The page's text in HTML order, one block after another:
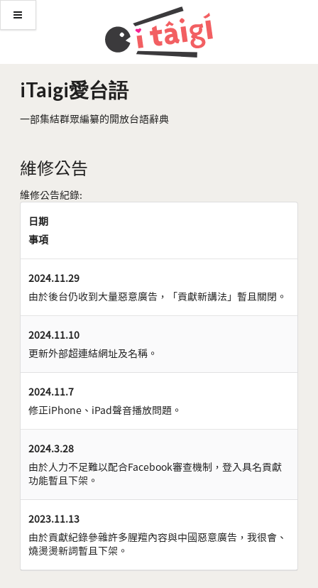
iTaigi愛台語
一部集結群眾編纂的開放台語辭典
維修公告
維修公告紀錄:
日期
事項
2024.11.29
由於後台仍收到大量惡意廣告，「貢獻新講法」暫且關閉。
2024.11.10
更新外部超連結網址及名稱。
2024.11.7
修正iPhone、iPad聲音播放問題。
2024.3.28
由於人力不足難以配合Facebook審查機制，登入具名貢獻
功能暫且下架。
2023.11.13
由於貢獻紀錄參雜許多腥羶內容與中國惡意廣告，我很會、
燒燙燙新詞暫且下架。